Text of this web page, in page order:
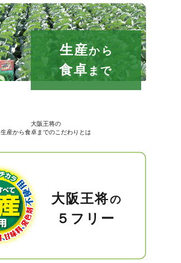
生産から
食卓 まで
大阪王将の
生産から食卓までのこだわりとは
大阪王将の
５フリー